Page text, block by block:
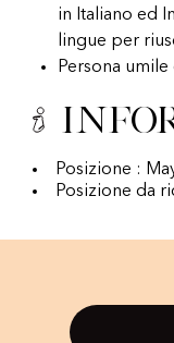
in Italiano ed
lingue per
Persona
Posizione :
Posizione da